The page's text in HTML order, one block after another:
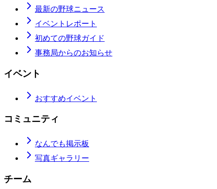
最新の野球ニュース
イベントレポート
初めての野球ガイド
事務局からのお知らせ
イベント
おすすめイベント
コミュニティ
なんでも掲示板
写真ギャラリー
チーム